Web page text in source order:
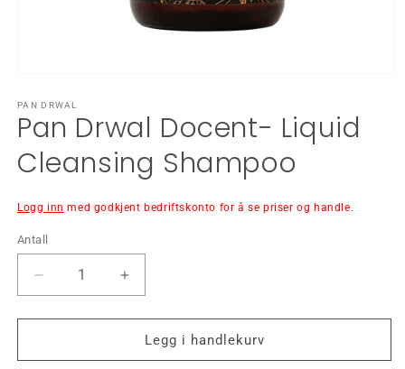
1
i
modal
PAN DRWAL
Pan Drwal Docent- Liquid
Cleansing Shampoo
Logg inn med godkjent bedriftskonto for å se priser og handle.
Antall
antallet
for
Drwal
Øk
antallet
for
Pan
Drwal
Legg i handlekurv